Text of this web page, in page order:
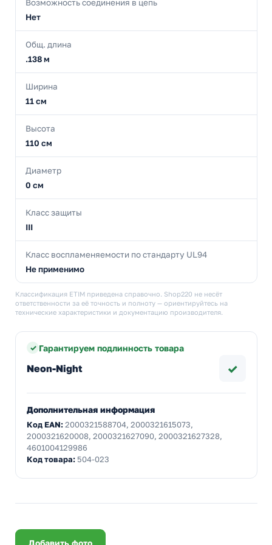
Возможность соединения в цепь
Нет
Общ. длина
.138 м
Ширина
11 см
Высота
110 см
Диаметр
0 см
Класс защиты
III
Класс воспламеняемости по стандарту UL94
Не применимо
Классификация ETIM приведена справочно. Shop220 не несёт
ответственности за её точность и полноту — ориентируйтесь на
технические характеристики и документацию производителя.
Гарантируем подлинность товара
Neon-Night ✓
Дополнительная информация
Код EAN:2000321588704, 2000321615073,
2000321620008, 2000321627090, 2000321627328,
4601004129986
Код товара: 504-023
Добавить фото